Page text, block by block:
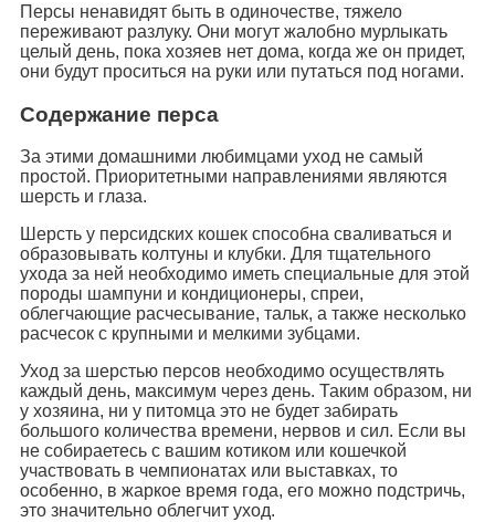
Персы ненавидят быть в одиночестве, тяжело
переживают разлуку. Они могут жалобно мурлыкать
целый день, пока хозяев нет дома, когда же он придет,
они будут проситься на руки или путаться под ногами.
Содержание перса
За этими домашними любимцами уход не самый
простой. Приоритетными направлениями являются
шерсть и глаза.
Шерсть у персидских кошек способна сваливаться и
образовывать колтуны и клубки. Для тщательного
ухода за ней необходимо иметь специальные для этой
породы шампуни и кондиционеры, спреи,
облегчающие расчесывание, тальк, а также несколько
расчесок с крупными и мелкими зубцами.
Уход за шерстью персов необходимо осуществлять
каждый день, максимум через день. Таким образом, ни
у хозяина, ни у питомца это не будет забирать
большого количества времени, нервов и сил. Если вы
не собираетесь с вашим котиком или кошечкой
участвовать в чемпионатах или выставках, то
особенно, в жаркое время года, его можно подстричь,
это значительно облегчит уход.